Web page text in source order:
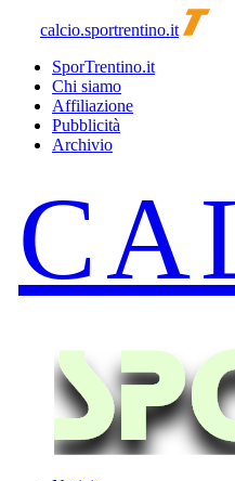
calcio.sportrentino.it
SporTrentino.it
Chi siamo
Affiliazione
Pubblicità
Archivio